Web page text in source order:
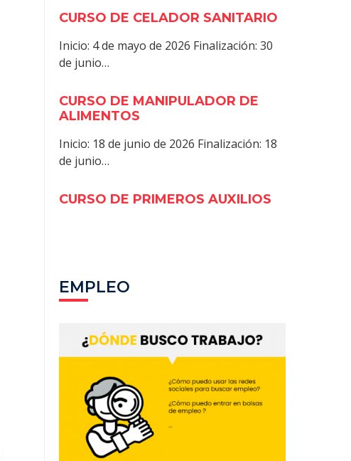
CURSO DE CELADOR SANITARIO
Inicio: 4 de mayo de 2026 Finalización: 30
de junio…
CURSO DE MANIPULADOR DE
ALIMENTOS
Inicio: 18 de junio de 2026 Finalización: 18
de junio…
CURSO DE PRIMEROS AUXILIOS
EMPLEO